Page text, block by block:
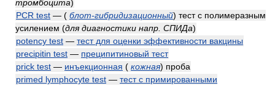
тромбоцита)
PCR test — ( блот-гибридизационный) тест с полимеразным
усилением (для диагностики напр. СПИДа)
potency test — тест для оценки эффективности вакцины
precipitin test — преципитиновый тест
prick test — инъекционная ( кожная) проба
primed lymphocyte test — тест с примированными